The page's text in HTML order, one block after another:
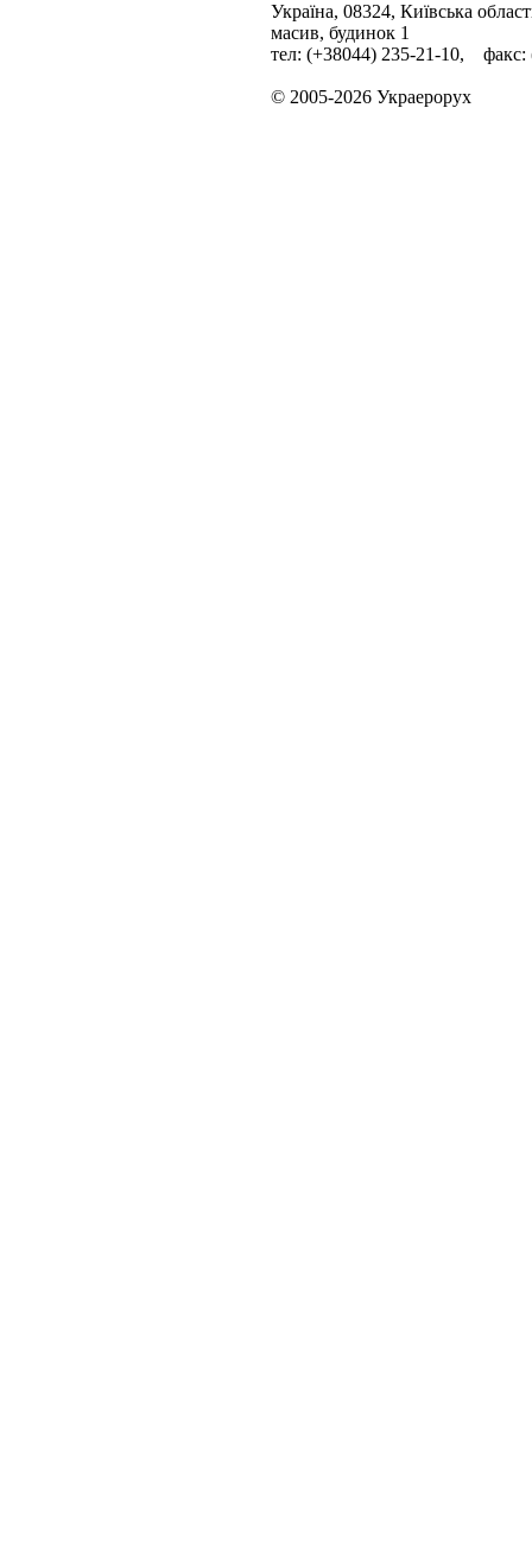
Україна, 08324, Київська
масив, будинок 1
тел: (+38044) 235-21-10, факс:
© 2005-2026 Украерорух